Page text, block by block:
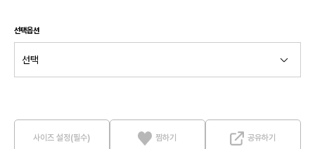
선택옵션
사이즈 설정(필수) 찜하기 공유하기